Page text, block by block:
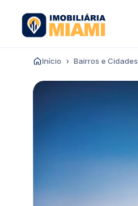
Início Bairros e Cidades